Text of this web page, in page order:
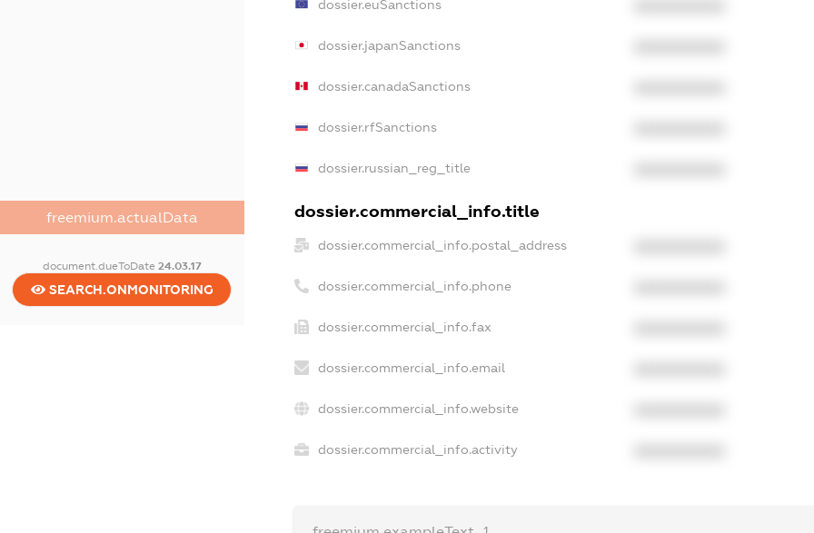
freemium.actualData
document.dueToDate 24.03.17
SEARCH.ONMONITORING
dossier.euSanctions
dossier.japanSanctions
dossier.canadaSanctions
dossier.rfSanctions
dossier.russian_reg_title
dossier.commercial_info.title
dossier.commercial_info.postal_address
dossier.commercial_info.phone
dossier.commercial_info.fax
dossier.commercial_info.email
dossier.commercial_info.website
dossier.commercial_info.activity